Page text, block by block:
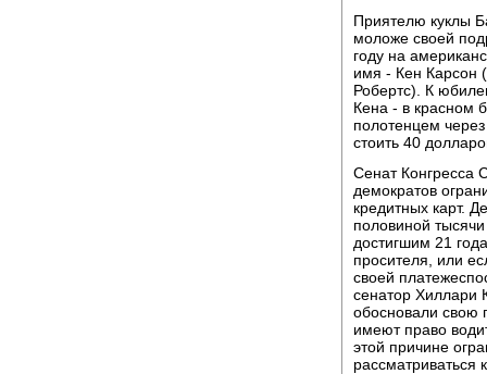
Приятелю куклы
моложе своей
году на
имя - Кен Карсон
Робертс). К
Кена - в красном
полотенцем
стоить 40
Сенат Конгресса
демократов
кредитных карт.
половиной
достигшим 21
просителя, или
своей
сенатор Хиллари
обосновали свою
имеют право
этой причине
рассматриваться